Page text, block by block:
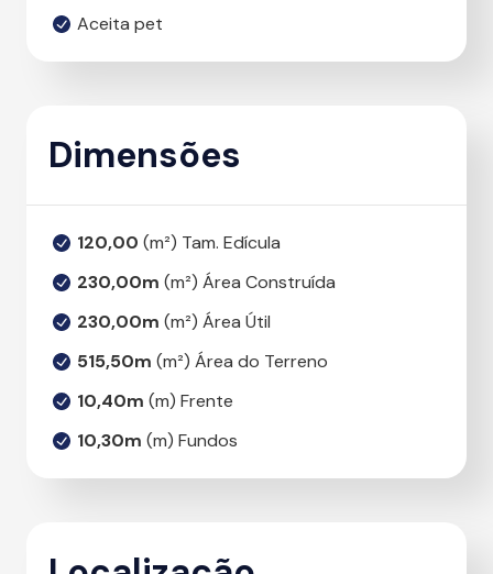
Aceita pet
Dimensões
120,00 (m²) Tam. Edícula
230,00m (m²) Área Construída
230,00m (m²) Área Útil
515,50m (m²) Área do Terreno
10,40m (m) Frente
10,30m (m) Fundos